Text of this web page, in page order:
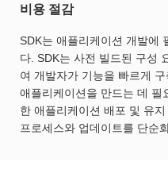
비용 절감
SDK는 애플리케이션 개발에
다. SDK는 사전 빌드된 구성
여 개발자가 기능을 빠르게
애플리케이션을 만드는 데 필
한 애플리케이션 배포 및 유
프로세스와 업데이트를 단순